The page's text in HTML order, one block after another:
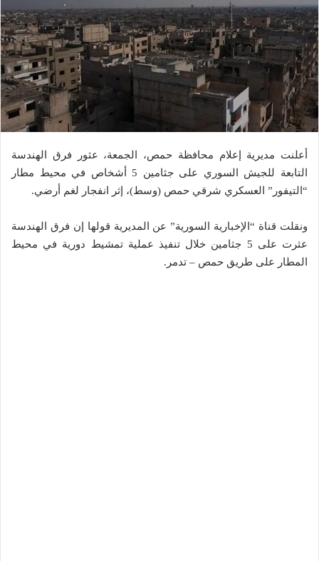
أعلنت مديرية إعلام محافظة حمص، الجمعة، عثور فرق الهندسة
التابعة للجيش السوري على جثامين 5 أشخاص في محيط مطار
“التيفور” العسكري شرقي حمص (وسط)، إثر انفجار لغم أرضي.
ونقلت قناة “الإخبارية السورية” عن المديرية قولها إن فرق الهندسة
عثرت على 5 جثامين خلال تنفيذ عملية تمشيط دورية في محيط
المطار على طريق حمص – تدمر.